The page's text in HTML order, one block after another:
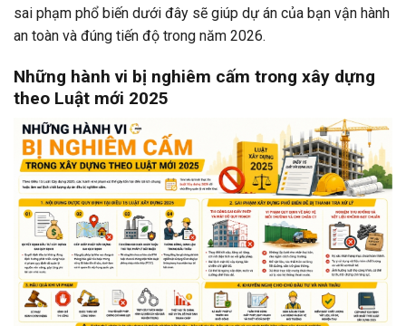
sai phạm phổ biến dưới đây sẽ giúp dự án của bạn vận hành
an toàn và đúng tiến độ trong năm 2026.
Những hành vi bị nghiêm cấm trong xây dựng
theo Luật mới 2025